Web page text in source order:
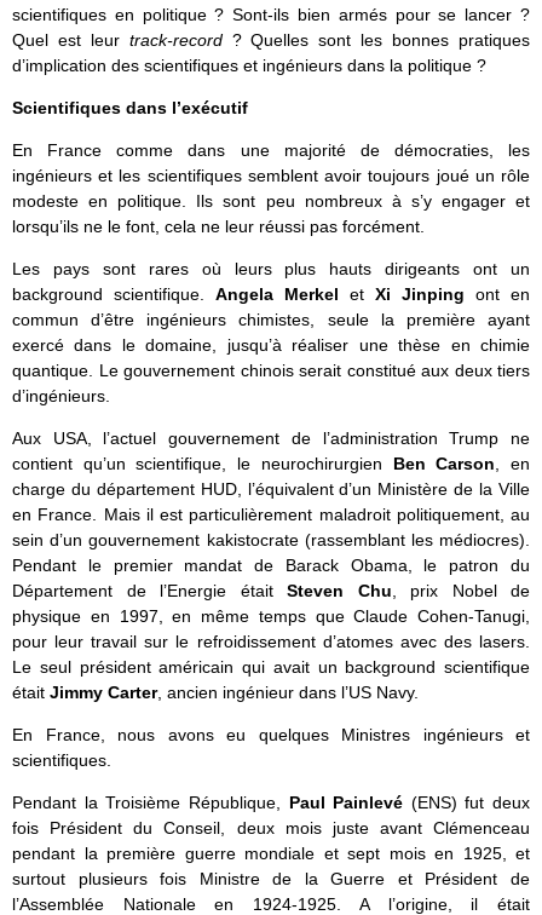
scientifiques en politique ? Sont-ils bien armés pour se lancer ?
Quel est leur track-record ? Quelles sont les bonnes pratiques
d’implication des scientifiques et ingénieurs dans la politique ?
Scientifiques dans l’exécutif
En France comme dans une majorité de démocraties, les
ingénieurs et les scientifiques semblent avoir toujours joué un rôle
modeste en politique. Ils sont peu nombreux à s’y engager et
lorsqu’ils ne le font, cela ne leur réussi pas forcément.
Les pays sont rares où leurs plus hauts dirigeants ont un
background scientifique. Angela Merkel et Xi Jinping ont en
commun d’être ingénieurs chimistes, seule la première ayant
exercé dans le domaine, jusqu’à réaliser une thèse en chimie
quantique. Le gouvernement chinois serait constitué aux deux tiers
d’ingénieurs.
Aux USA, l’actuel gouvernement de l’administration Trump ne
contient qu’un scientifique, le neurochirurgien Ben Carson , en
charge du département HUD, l’équivalent d’un Ministère de la Ville
en France. Mais il est particulièrement maladroit politiquement, au
sein d’un gouvernement kakistocrate (rassemblant les médiocres).
Pendant le premier mandat de Barack Obama, le patron du
Département de l’Energie était Steven Chu , prix Nobel de
physique en 1997, en même temps que Claude Cohen-Tanugi,
pour leur travail sur le refroidissement d’atomes avec des lasers.
Le seul président américain qui avait un background scientifique
était Jimmy Carter, ancien ingénieur dans l’US Navy.
En France, nous avons eu quelques Ministres ingénieurs et
scientifiques.
Pendant la Troisième République, Paul Painlevé (ENS) fut deux
fois Président du Conseil, deux mois juste avant Clémenceau
pendant la première guerre mondiale et sept mois en 1925, et
surtout plusieurs fois Ministre de la Guerre et Président de
l’Assemblée Nationale en 1924-1925. A l’origine, il était